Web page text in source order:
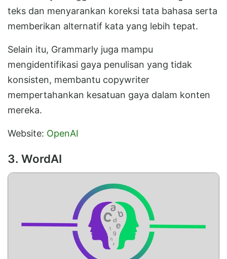
teks dan menyarankan koreksi tata bahasa serta
memberikan alternatif kata yang lebih tepat.
Selain itu, Grammarly juga mampu
mengidentifikasi gaya penulisan yang tidak
konsisten, membantu copywriter
mempertahankan kesatuan gaya dalam konten
mereka.
Website: OpenAI
3. WordAI